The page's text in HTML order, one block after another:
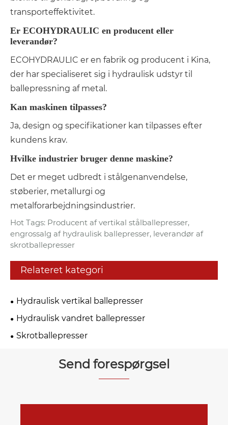
transporteffektivitet.
Er ECOHYDRAULIC en producent eller
leverandør?
ECOHYDRAULIC er en fabrik og producent i Kina,
der har specialiseret sig i hydraulisk udstyr til
ballepressning af metal.
Kan maskinen tilpasses?
Ja, design og specifikationer kan tilpasses efter
kundens krav.
Hvilke industrier bruger denne maskine?
Det er meget udbredt i stålgenanvendelse,
støberier, metallurgi og
metalforarbejdningsindustrier.
Hot Tags: Producent af vertikal stålballepresser,
engrossalg af hydraulisk ballepresser, leverandør af
skrotballepresser
Relateret kategori
Hydraulisk vertikal ballepresser
Hydraulisk vandret ballepresser
Skrotballepresser
Send forespørgsel